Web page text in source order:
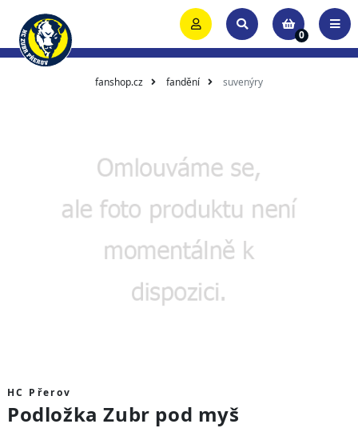
0
fanshop.cz fandění suvenýry
HC Přerov
Podložka Zubr pod myš